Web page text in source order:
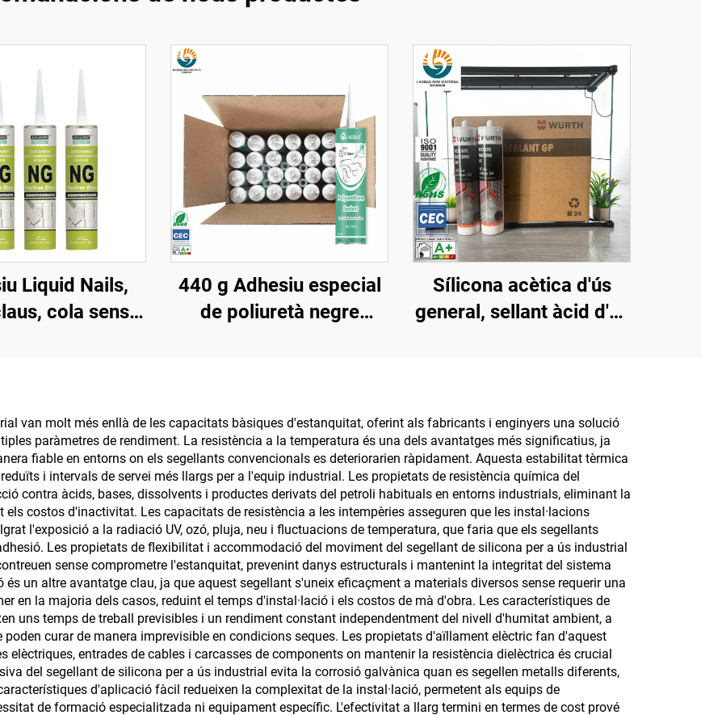
Liquid Nails,
cola sense
440 g Adhesiu especial
de poliuretà negre
en claraboïgues de
caixa, goma per a
parabrisa del davant
Sílicona acètica d'ús
general, sellant àcid d'ús
van molt més enllà de les capacitats bàsiques d'estanquitat, oferint als fabricants i enginyers una solució
paràmetres de rendiment. La resistència a la temperatura és una dels avantatges més significatius, ja
fiable en entorns on els segellants convencionals es deteriorarien ràpidament. Aquesta estabilitat tèrmica
i intervals de servei més llargs per a l'equip industrial. Les propietats de resistència química del
contra àcids, bases, dissolvents i productes derivats del petroli habituals en entorns industrials, eliminant la
costos d'inactivitat. Les capacitats de resistència a les intempèries asseguren que les instal·lacions
l'exposició a la radiació UV, ozó, pluja, neu i fluctuacions de temperatura, que faria que els segellants
Les propietats de flexibilitat i accommodació del moviment del segellant de silicona per a ús industrial
sense comprometre l'estanquitat, prevenint danys estructurals i mantenint la integritat del sistema
un altre avantatge clau, ja que aquest segellant s'uneix eficaçment a materials diversos sense requerir una
en la majoria dels casos, reduint el temps d'instal·lació i els costos de mà d'obra. Les característiques de
uns temps de treball previsibles i un rendiment constant independentment del nivell d'humitat ambient, a
curar de manera imprevisible en condicions seques. Les propietats d'aïllament elèctric fan d'aquest
elèctriques, entrades de cables i carcasses de components on mantenir la resistència dielèctrica és crucial
del segellant de silicona per a ús industrial evita la corrosió galvànica quan es segellen metalls diferents,
d'aplicació fàcil redueixen la complexitat de la instal·lació, permetent als equips de
de formació especialitzada ni equipament específic. L'efectivitat a llarg termini en termes de cost prové